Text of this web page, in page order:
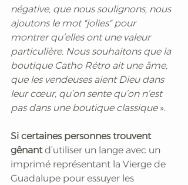
négative, que nous soulignons, nous
ajoutons le mot "jolies" pour
montrer qu’elles ont une valeur
particulière. Nous souhaitons que la
boutique Catho Rétro ait une âme,
que les vendeuses aient Dieu dans
leur cœur, qu’on sente qu’on n’est
pas dans une boutique classique ».
Si certaines personnes trouvent
gênant d’utiliser un lange avec un
imprimé représentant la Vierge de
Guadalupe pour essuyer les